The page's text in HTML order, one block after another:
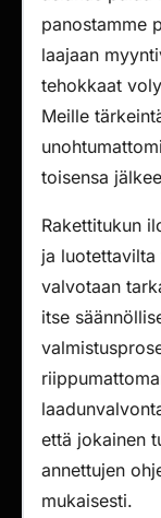
panostamme
laajaan
tehokkaat
Meille
toisensa
Rakettitukun
ja
valvotaan
itse
että jokainen
annettujen
mukaisesti.